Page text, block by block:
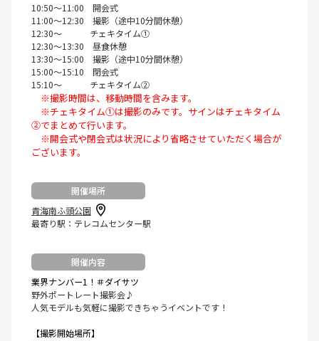
10:50～11:00 開会式
11:00～12:30 撮影（途中10分間休憩）
12:30～ チェキタイム①
12:30～13:30 昼食休憩
13:30～15:00 撮影（途中10分間休憩）
15:00～15:10 閉会式
15:10～ チェキタイム②
※撮影時間は、移動時間を含みます。
※チェキタイム①は撮影のみです。サインはチェキタイム
②でまとめて行います。
※開会式や閉会式は状況により省略させていただく場合が
ございます。
開催場所
青海南ふ頭公園
最寄り駅：テレコムセンター駅
開催内容
業界ナンバー1！＃ダイサツ
野外ポートレート撮影会♪
人気モデルも気軽に撮影できちゃうイベントです！
【撮影開始場所】